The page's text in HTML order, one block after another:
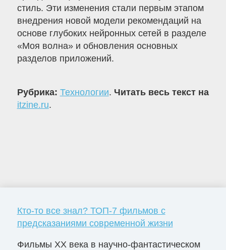
стиль. Эти изменения стали первым этапом
внедрения новой модели рекомендаций на
основе глубоких нейронных сетей в разделе
«Моя волна» и обновления основных
разделов приложений.
Рубрика: Технологии. Читать весь текст на
itzine.ru.
Кто-то все знал? ТОП-7 фильмов с
предсказаниями современной жизни
Фильмы ХХ века в научно-фантастическом